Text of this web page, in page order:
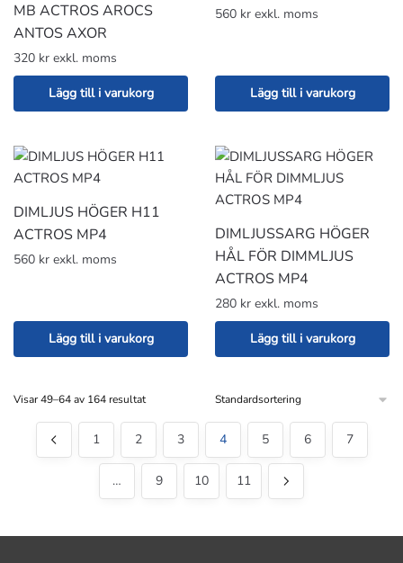
MB ACTROS AROCS
ANTOS AXOR
320 kr exkl. moms
Lägg till i varukorg
560 kr exkl. moms
Lägg till i varukorg
DIMLJUS HÖGER H11
ACTROS MP4
560 kr exkl. moms
Lägg till i varukorg
DIMLJUSSARG HÖGER
HÅL FÖR DIMMLJUS
ACTROS MP4
280 kr exkl. moms
Lägg till i varukorg
Visar 49–64 av 164 resultat
1 2 3 4 5 6 7
… 9 10 11